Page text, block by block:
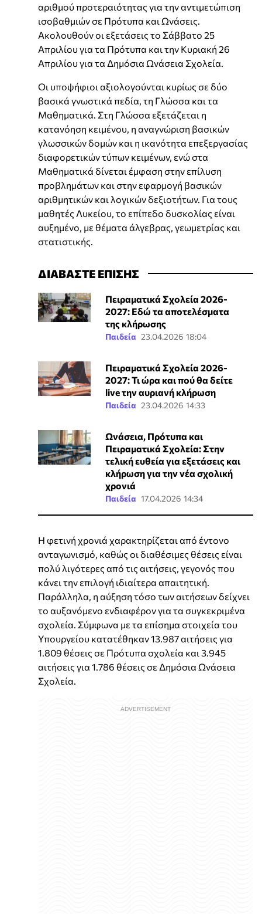
αριθμού προτεραιότητας για την αντιμετώπιση
ισοβαθμιών σε Πρότυπα και Ωνάσεις.
Ακολουθούν οι εξετάσεις το Σάββατο 25
Απριλίου για τα Πρότυπα και την Κυριακή 26
Απριλίου για τα Δημόσια Ωνάσεια Σχολεία.
Οι υποψήφιοι αξιολογούνται κυρίως σε δύο
βασικά γνωστικά πεδία, τη Γλώσσα και τα
Μαθηματικά. Στη Γλώσσα εξετάζεται η
κατανόηση κειμένου, η αναγνώριση βασικών
γλωσσικών δομών και η ικανότητα επεξεργασίας
διαφορετικών τύπων κειμένων, ενώ στα
Μαθηματικά δίνεται έμφαση στην επίλυση
προβλημάτων και στην εφαρμογή βασικών
αριθμητικών και λογικών δεξιοτήτων. Για τους
μαθητές Λυκείου, το επίπεδο δυσκολίας είναι
αυξημένο, με θέματα άλγεβρας, γεωμετρίας και
στατιστικής.
ΔΙΑΒΑΣΤΕ ΕΠΙΣΗΣ
Πειραματικά Σχολεία 2026-
2027: Εδώ τα αποτελέσματα
της κλήρωσης
Παιδεία 23.04.2026 18:04
Πειραματικά Σχολεία 2026-
2027: Τι ώρα και πού θα δείτε
live την αυριανή κλήρωση
Παιδεία 23.04.2026 14:33
Ωνάσεια, Πρότυπα και
Πειραματικά Σχολεία: Στην
τελική ευθεία για εξετάσεις και
κλήρωση για την νέα σχολική
χρονιά
Παιδεία 17.04.2026 14:34
Η φετινή χρονιά χαρακτηρίζεται από έντονο
ανταγωνισμό, καθώς οι διαθέσιμες θέσεις είναι
πολύ λιγότερες από τις αιτήσεις, γεγονός που
κάνει την επιλογή ιδιαίτερα απαιτητική.
Παράλληλα, η αύξηση τόσο των αιτήσεων δείχνει
το αυξανόμενο ενδιαφέρον για τα συγκεκριμένα
σχολεία. Σύμφωνα με τα επίσημα στοιχεία του
Υπουργείου κατατέθηκαν 13.987 αιτήσεις για
1.809 θέσεις σε Πρότυπα σχολεία και 3.945
αιτήσεις για 1.786 θέσεις σε Δημόσια Ωνάσεια
Σχολεία.